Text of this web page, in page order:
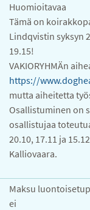
Huomioitavaa
Tämä on
Lindqvistin syksyn
19.15!
VAKIORYHMÄn
https://
mutta aiheitetta
Osallistuminen on
osallistujaa
20.10, 17.11 ja
Kalliovaara.
Maksu
ei